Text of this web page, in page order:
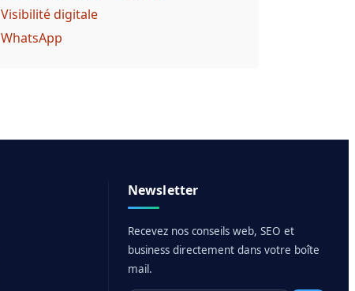
Visibilité digitale
WhatsApp
Newsletter
Recevez nos conseils web, SEO et
business directement dans votre boîte
mail.